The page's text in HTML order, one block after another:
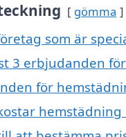
gömma
som är
3 erbjudanden
för
hemstädning